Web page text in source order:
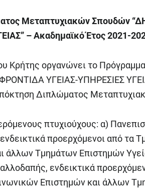
Μεταπτυχιακών Σπουδών
– Ακαδημαϊκό Έτος 2021-
Κρήτης οργανώνει το
ΥΓΕΙΑΣ-ΥΠΗΡΕΣΙΕΣ
Διπλώματος
πτυχιούχους: α)
προερχόμενοι από τα
άλλων Τμημάτων Επιστημών
ενδεικτικά
Επιστημών και άλλων